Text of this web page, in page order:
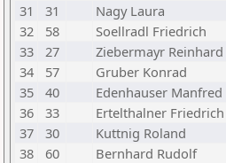
31
31 Nagy Laura
32
58 Soellradl Friedrich
33
27 Ziebermayr Reinhard
34
57 Gruber Konrad
35
40 Edenhauser Manfred
36
33 Ertelthalner Friedrich
37
30 Kuttnig Roland
38
60 Bernhard Rudolf